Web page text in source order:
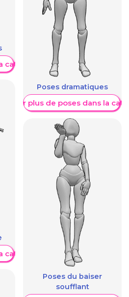
catégorie
catégorie
Poses dramatiques
Afficher plus de poses dans la
Poses du baiser
soufflant